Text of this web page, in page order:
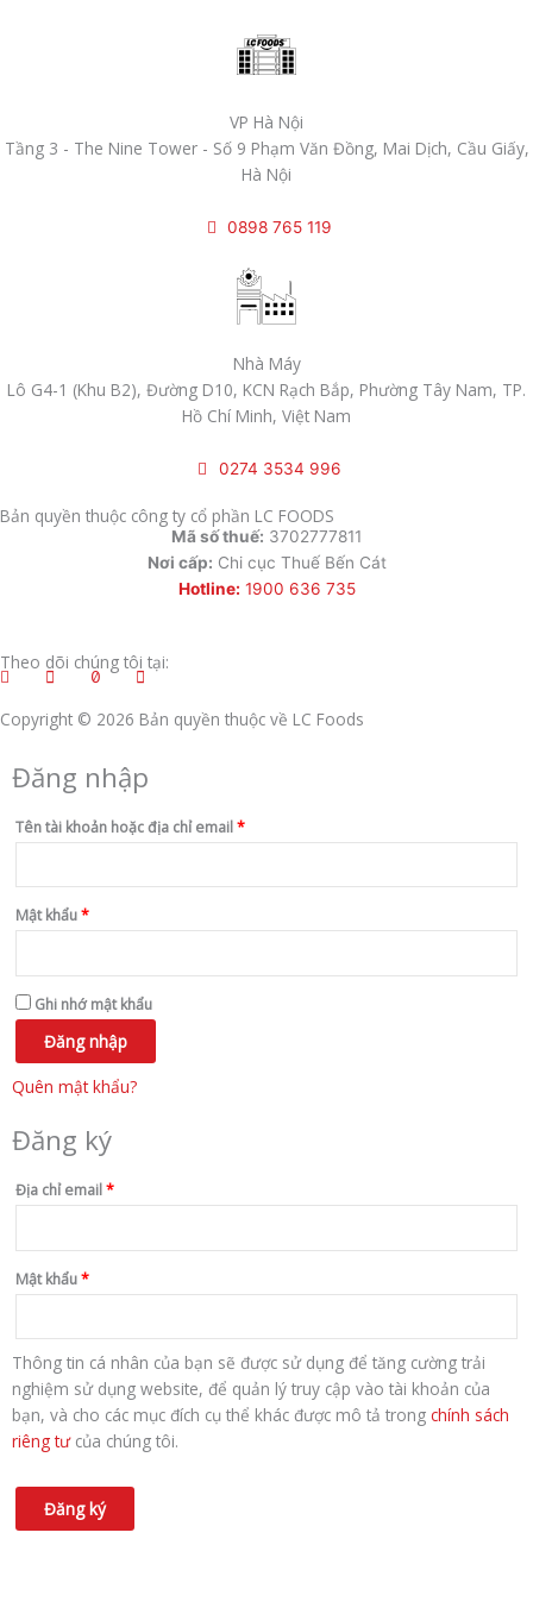
VP Hà Nội
Tầng 3 - The Nine Tower - Số 9 Phạm Văn Đồng, Mai Dịch, Cầu Giấy,
Hà Nội
0898 765 119
Nhà Máy
Lô G4-1 (Khu B2), Đường D10, KCN Rạch Bắp, Phường Tây Nam, TP.
Hồ Chí Minh, Việt Nam
0274 3534 996
Bản quyền thuộc công ty cổ phần LC FOODS
Mã số thuế: 3702777811
Nơi cấp: Chi cục Thuế Bến Cát
Hotline: 1900 636 735
Theo dõi chúng tôi tại:
Copyright © 2026 Bản quyền thuộc về LC Foods
Đăng nhập
Tên tài khoản hoặc địa chỉ email*
Mật khẩu*
Bắt
Ghi nhớ mật khẩu
Đăng nhập
Quên mật khẩu?
Đăng ký
Địa chỉ email*
Bắt
Mật khẩu*
Bắt
Thông tin cá nhân của bạn sẽ được sử dụng để tăng cường trải
nghiệm sử dụng website, để quản lý truy cập vào tài khoản của
bạn, và cho các mục đích cụ thể khác được mô tả trong chính sách
riêng tưcủa chúng tôi.
Đăng ký